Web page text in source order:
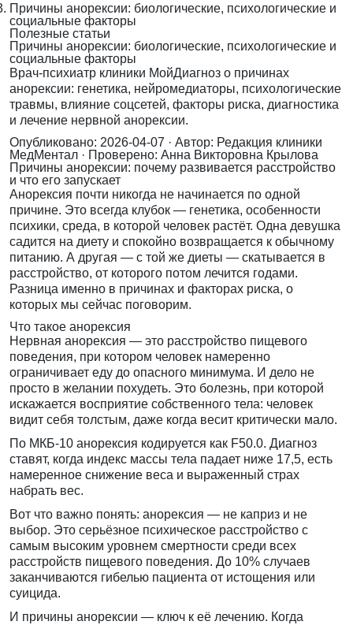
Причины анорексии: биологические, психологические и
социальные факторы
Полезные статьи
Причины анорексии: биологические, психологические и
социальные факторы
Врач-психиатр клиники МойДиагноз о причинах
анорексии: генетика, нейромедиаторы, психологические
травмы, влияние соцсетей, факторы риска, диагностика
и лечение нервной анорексии.
Опубликовано: 2026-04-07 · Автор: Редакция клиники
МедМентал · Проверено: Анна Викторовна Крылова
Причины анорексии: почему развивается расстройство
и что его запускает
Анорексия почти никогда не начинается по одной
причине. Это всегда клубок — генетика, особенности
психики, среда, в которой человек растёт. Одна девушка
садится на диету и спокойно возвращается к обычному
питанию. А другая — с той же диеты — скатывается в
расстройство, от которого потом лечится годами.
Разница именно в причинах и факторах риска, о
которых мы сейчас поговорим.
Что такое анорексия
Нервная анорексия — это расстройство пищевого
поведения, при котором человек намеренно
ограничивает еду до опасного минимума. И дело не
просто в желании похудеть. Это болезнь, при которой
искажается восприятие собственного тела: человек
видит себя толстым, даже когда весит критически мало.
По МКБ-10 анорексия кодируется как F50.0. Диагноз
ставят, когда индекс массы тела падает ниже 17,5, есть
намеренное снижение веса и выраженный страх
набрать вес.
Вот что важно понять: анорексия — не каприз и не
выбор. Это серьёзное психическое расстройство с
самым высоким уровнем смертности среди всех
расстройств пищевого поведения. До 10% случаев
заканчиваются гибелью пациента от истощения или
суицида.
И причины анорексии — ключ к её лечению. Когда